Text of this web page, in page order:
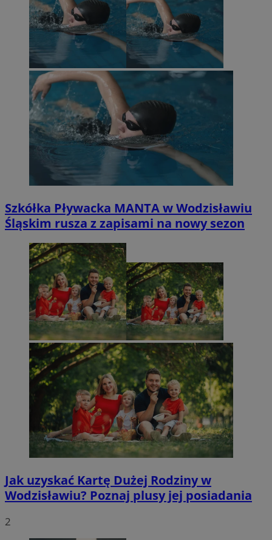
Szkółka Pływacka MANTA w Wodzisławiu
Śląskim rusza z zapisami na nowy sezon
Jak uzyskać Kartę Dużej Rodziny w
Wodzisławiu? Poznaj plusy jej posiadania
2